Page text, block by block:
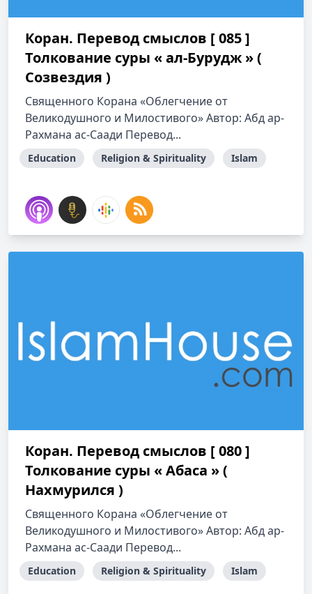
Коран. Перевод смыслов [ 085 ]
Толкование cуры « ал-Бурудж » (
Созвездия )
Священного Корана «Облегчение от
Великодушного и Милостивого» Автор: Абд ар-
Рахмана ас-Саади Перевод...
Education Religion & Spirituality Islam
Коран. Перевод смыслов [ 080 ]
Толкование cуры « Абаса » (
Нахмурился )
Священного Корана «Облегчение от
Великодушного и Милостивого» Автор: Абд ар-
Рахмана ас-Саади Перевод...
Education Religion & Spirituality Islam